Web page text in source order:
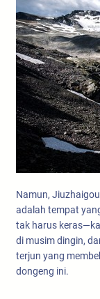
Namun,
adalah tempat
tak harus
di musim dingin,
terjun yang
dongeng ini.